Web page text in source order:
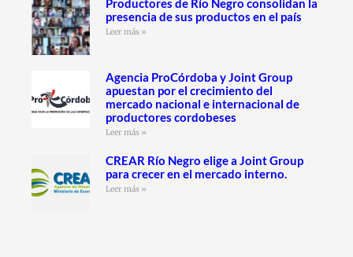
Productores de Río Negro consolidan la
presencia de sus productos en el país
Leer más »
Agencia ProCórdoba y Joint Group
apuestan por el crecimiento del
mercado nacional e internacional de
productores cordobeses
Leer más »
CREAR Río Negro elige a Joint Group
para crecer en el mercado interno.
Leer más »